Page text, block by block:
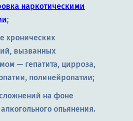
наркотическими
;
хронических
вызванных
— гепатита, цирроза,
полинейропатии;
на фоне
опьянения.